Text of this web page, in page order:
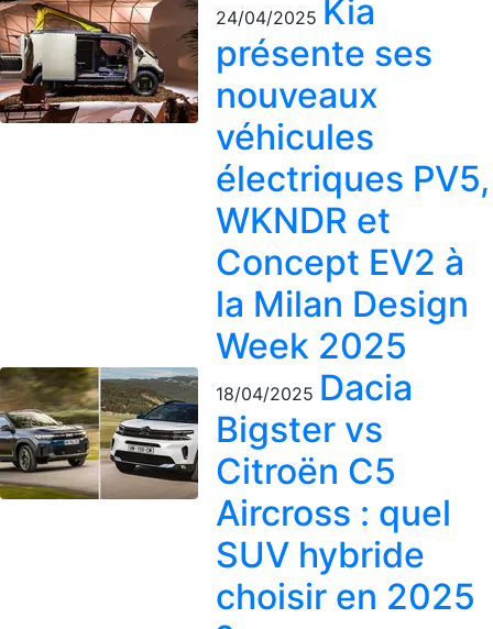
24/04/2025 Kia
présente ses
nouveaux
véhicules
électriques PV5,
WKNDR et
Concept EV2 à
la Milan Design
Week 2025
18/04/2025 Dacia
Bigster vs
Citroën C5
Aircross : quel
SUV hybride
choisir en 2025